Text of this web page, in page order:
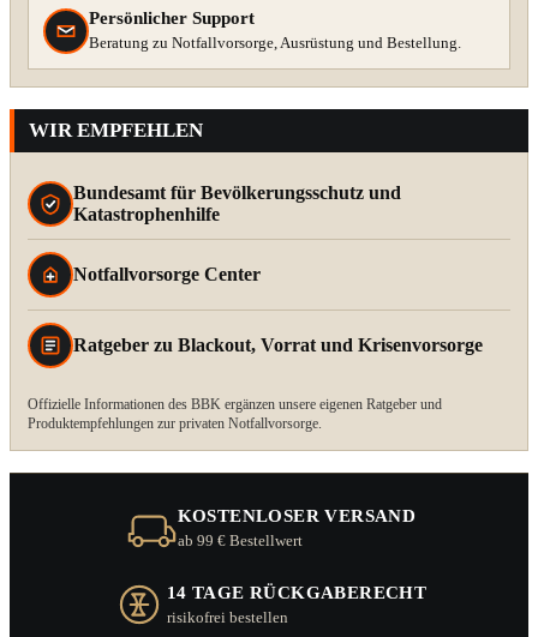
Persönlicher Support
Beratung zu Notfallvorsorge, Ausrüstung und Bestellung.
WIR EMPFEHLEN
Bundesamt für Bevölkerungsschutz und
Katastrophenhilfe
Notfallvorsorge Center
Ratgeber zu Blackout, Vorrat und Krisenvorsorge
Offizielle Informationen des BBK ergänzen unsere eigenen Ratgeber und
Produktempfehlungen zur privaten Notfallvorsorge.
KOSTENLOSER VERSAND
ab 99 € Bestellwert
14 TAGE RÜCKGABERECHT
risikofrei bestellen